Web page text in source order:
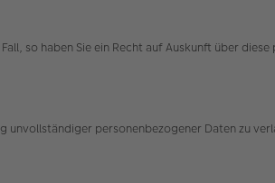
so haben Sie ein Recht auf Auskunft über
unvollständiger personenbezogener Daten zu